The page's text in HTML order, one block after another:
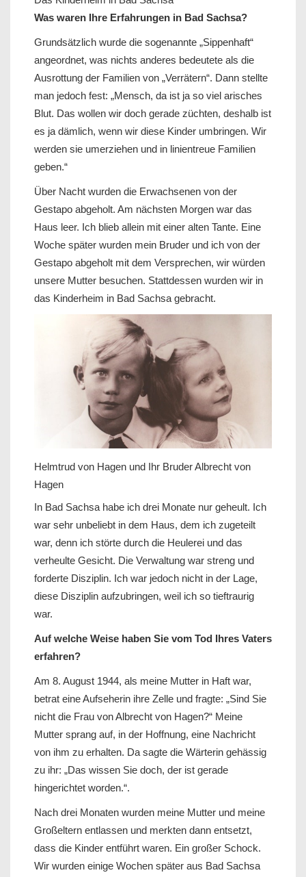
Was waren Ihre Erfahrungen in Bad Sachsa?
Grundsätzlich wurde die sogenannte „Sippenhaft“
angeordnet, was nichts anderes bedeutete als die
Ausrottung der Familien von „Verrätern“. Dann stellte
man jedoch fest: „Mensch, da ist ja so viel arisches
Blut. Das wollen wir doch gerade züchten, deshalb ist
es ja dämlich, wenn wir diese Kinder umbringen. Wir
werden sie umerziehen und in linientreue Familien
geben.“
Über Nacht wurden die Erwachsenen von der
Gestapo abgeholt. Am nächsten Morgen war das
Haus leer. Ich blieb allein mit einer alten Tante. Eine
Woche später wurden mein Bruder und ich von der
Gestapo abgeholt mit dem Versprechen, wir würden
unsere Mutter besuchen. Stattdessen wurden wir in
das Kinderheim in Bad Sachsa gebracht.
Helmtrud von Hagen und Ihr Bruder Albrecht von
Hagen
In Bad Sachsa habe ich drei Monate nur geheult. Ich
war sehr unbeliebt in dem Haus, dem ich zugeteilt
war, denn ich störte durch die Heulerei und das
verheulte Gesicht. Die Verwaltung war streng und
forderte Disziplin. Ich war jedoch nicht in der Lage,
diese Disziplin aufzubringen, weil ich so tieftraurig
war.
Auf welche Weise haben Sie vom Tod Ihres Vaters
erfahren?
Am 8. August 1944, als meine Mutter in Haft war,
betrat eine Aufseherin ihre Zelle und fragte: „Sind Sie
nicht die Frau von Albrecht von Hagen?“ Meine
Mutter sprang auf, in der Hoffnung, eine Nachricht
von ihm zu erhalten. Da sagte die Wärterin gehässig
zu ihr: „Das wissen Sie doch, der ist gerade
hingerichtet worden.“.
Nach drei Monaten wurden meine Mutter und meine
Großeltern entlassen und merkten dann entsetzt,
dass die Kinder entführt waren. Ein großer Schock.
Wir wurden einige Wochen später aus Bad Sachsa